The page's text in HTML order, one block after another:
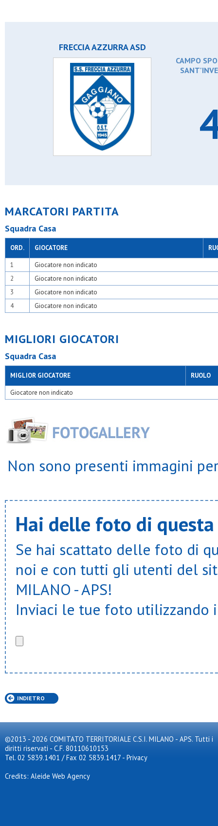
FRECCIA AZZURRA ASD
CAMPO
MARCATORI PARTITA
Squadra Casa
ORD. GIOCATORE
1
Giocatore non indicato
2
Giocatore non indicato
3
Giocatore non indicato
4
Giocatore non indicato
MIGLIORI GIOCATORI
Squadra Casa
MIGLIOR GIOCATORE RUOLO
Giocatore non indicato
Non sono presenti immagini
Hai delle foto di
Se hai scattato delle foto di
noi e con tutti gli utenti del sito
MILANO - APS!
Inviaci le tue foto utilizzando
INDIETRO
©2013 - 2026 COMITATO TERRITORIALE C.S.I. MILANO - APS. Tutti i
diritti riservati - C.F. 80110610153
Tel. 02 5839.1401 / Fax 02 5839.1417 - Privacy
Credits: Aleide Web Agency